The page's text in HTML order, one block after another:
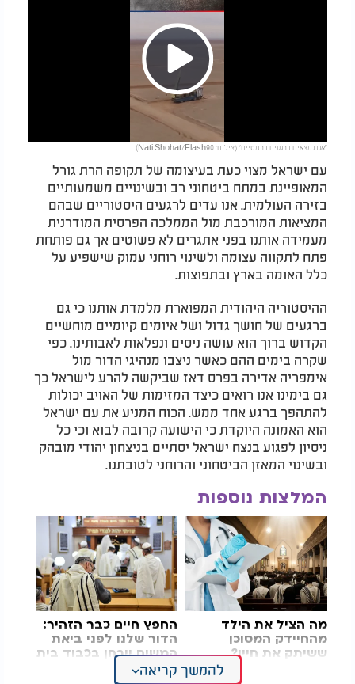
Play
Video
"אנו נמצאים ברגעים דרמטיים" (צילום: Nati Shohat/Flash90)
עם ישראל מצוי כעת בעיצומה של תקופה הרת גורל
המאופיינת במתח ביטחוני רב ובשינויים משמעותיים
בזירה העולמית. אנו עדים לרגעים היסטוריים שבהם
המציאות המורכבת מול הממלכה הפרסית המודרנית
מעמידה אותנו בפני אתגרים לא פשוטים אך גם פותחת
פתח לתקווה עצומה ולשינוי רוחני עמוק שישפיע על
כלל האומה בארץ ובתפוצות.
ההיסטוריה היהודית המפוארת מלמדת אותנו כי גם
ברגעים של חושך גדול ושל איומים קיומיים מוחשיים
הקדוש ברוך הוא עושה ניסים ונפלאות לאבותינו. כפי
שקרה בימים ההם כאשר ניצבו מנהיגי הדור מול
אימפריה אדירה בפרס דאז שביקשה להרע לישראל כך
גם בימינו אנו רואים כיצד המזימות של האויב יכולות
להתהפך ברגע אחד ממש. הכוח המניע את עם ישראל
הוא האמונה היוקדת כי הישועה קרובה לבוא וכי כל
ניסיון לפגוע בנצח ישראל יסתיים בניצחון יהודי מובהק
ובשינוי המאזן הביטחוני והרוחני לטובתנו.
המלצות נוספות
מה הציל את הילד
מהחיידק המסוכן
ששיתק את חייו?
החפץ חיים כבר הזהיר:
הדור שלנו לפני ביאת
המשיח ייבחן בכבוד בית
הכנסת
להמשך קריאה